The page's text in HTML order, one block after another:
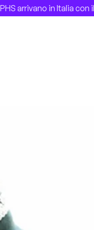
in Italia con il debut